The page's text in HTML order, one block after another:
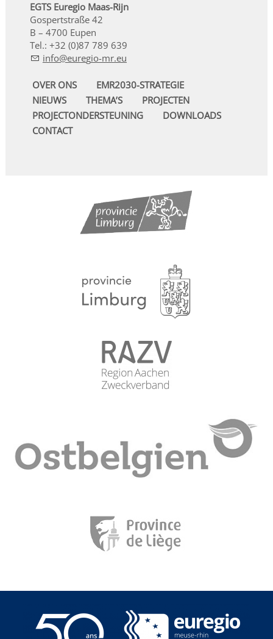
EGTS Euregio Maas-Rijn
Gospertstraße 42
B – 4700 Eupen
Tel.: +32 (0)87 789 639
nf
r g -mr
OVER ONS
EMR2030-STRATEGIE
NIEUWS
THEMA’S
PROJECTEN
PROJECTONDERSTEUNING
DOWNLOADS
CONTACT